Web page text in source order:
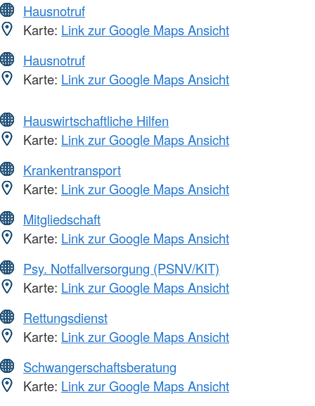
Hausnotruf
Karte: Link zur Google Maps Ansicht
Hausnotruf
Karte: Link zur Google Maps Ansicht
Hauswirtschaftliche Hilfen
Karte: Link zur Google Maps Ansicht
Krankentransport
Karte: Link zur Google Maps Ansicht
Mitgliedschaft
Karte: Link zur Google Maps Ansicht
Psy. Notfallversorgung (PSNV/KIT)
Karte: Link zur Google Maps Ansicht
Rettungsdienst
Karte: Link zur Google Maps Ansicht
Schwangerschaftsberatung
Karte: Link zur Google Maps Ansicht